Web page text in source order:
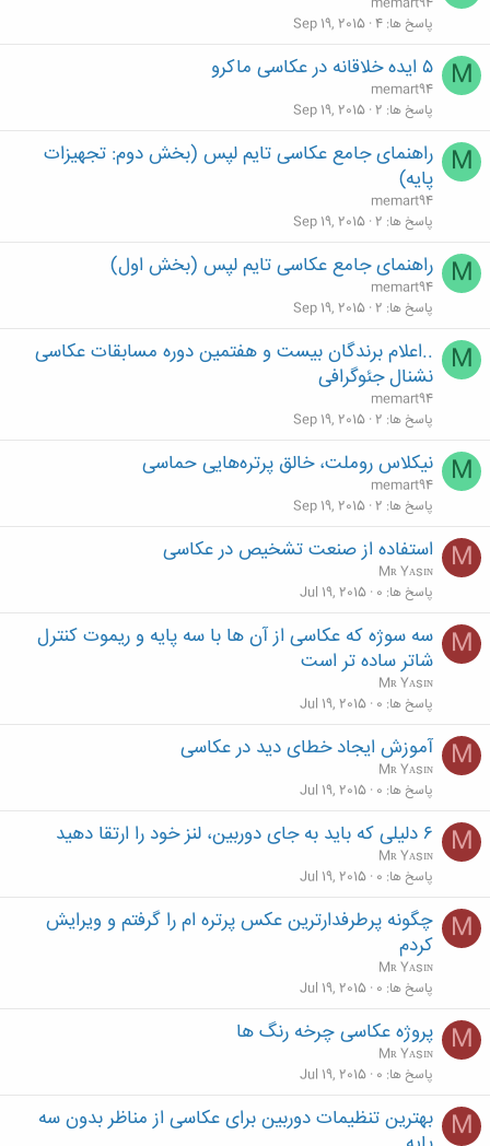
پاسخ ها 4
Sep 19, 2015
M ۵ ایده‌ خلاقانه در عکاسی ماکرو
memart94
پاسخ ها 2
Sep 19, 2015
M
راهنمای جامع عکاسی تایم لپس (بخش دوم: تجهیزات
پایه)
memart94
پاسخ ها 2
Sep 19, 2015
M راهنمای جامع عکاسی تایم لپس (بخش اول)
memart94
پاسخ ها 2
Sep 19, 2015
M
..اعلام برندگان بیست و هفتمین دوره مسابقات عکاسی
نشنال جئوگرافی
memart94
پاسخ ها 2
Sep 19, 2015
M نیکلاس روملت، خالق پرتره‌هایی حماسی
memart94
پاسخ ها 2
Sep 19, 2015
M استفاده از صنعت تشخیص در عکاسی
Mʀ Yᴀsɪɴ
پاسخ ها 0
Jul 19, 2015
M
سه سوژه که عکاسی از آن ها با سه پایه و ریموت کنترل
شاتر ساده تر است
Mʀ Yᴀsɪɴ
پاسخ ها 0
Jul 19, 2015
M آموزش ایجاد خطای دید در عکاسی
Mʀ Yᴀsɪɴ
پاسخ ها 0
Jul 19, 2015
M ۶ دلیلی که باید به جای دوربین، لنز خود را ارتقا دهید
Mʀ Yᴀsɪɴ
پاسخ ها 0
Jul 19, 2015
M
چگونه پرطرفدارترین عکس پرتره ام را گرفتم و ویرایش
کردم
Mʀ Yᴀsɪɴ
پاسخ ها 0
Jul 19, 2015
M پروژه عکاسی چرخه رنگ ها
Mʀ Yᴀsɪɴ
پاسخ ها 0
Jul 19, 2015
M
بهترین تنظیمات دوربین برای عکاسی از مناظر بدون سه